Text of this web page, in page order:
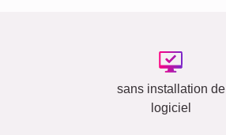
sans installation de
logiciel